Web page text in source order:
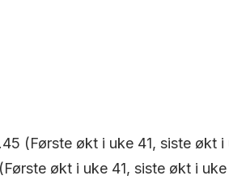
(Første økt i uke 41, siste økt i
(Første økt i uke 41, siste økt i uke